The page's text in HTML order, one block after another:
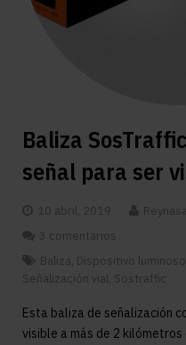
Baliza
señal para ser
10 abril, 2019 Reynasa
3 comentarios
Baliza Dispositivo luminoso
Señalización vial Sostraffic
Esta baliza de señalización
visible a más de 2